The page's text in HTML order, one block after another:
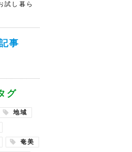
試し暮ら
事
グ
地域
奄美